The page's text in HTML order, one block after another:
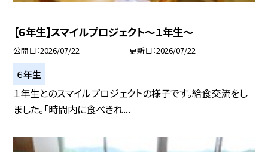
【６年生】スマイルプロジェクト～１年生～
公開日 2026/07/22 更新日 2026/07/22
６年生
１年生とのスマイルプロジェクトの様子です。給食交流をし
ました。「時間内に食べきれ...